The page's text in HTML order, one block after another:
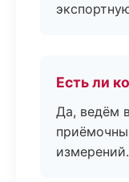
Есть ли
Да, ведём
измерений.